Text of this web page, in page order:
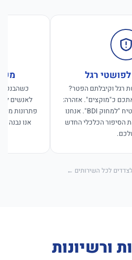
רגל
רגל וקיבלתם הפטר?
כ"מוקצים". אזהרה:
אל תאמינו למי שמבטיח "למחוק BDI". אנחנו
הסיפור הכלכלי החדש
לאנשים
פתרונות
אנו נבנה
לכל השירותים ←
ורשיונות